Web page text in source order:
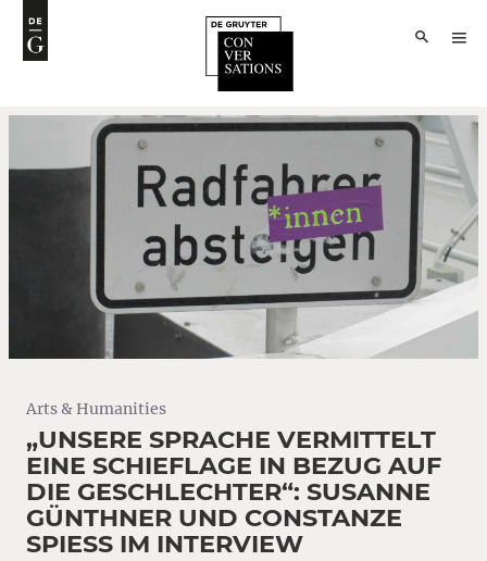
Arts & Humanities
„UNSERE SPRACHE VERMITTELT
EINE SCHIEFLAGE IN BEZUG AUF
DIE GESCHLECHTER“: SUSANNE
GÜNTHNER UND CONSTANZE
SPIESS IM INTERVIEW